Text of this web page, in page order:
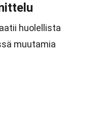
huolellista
muutamia